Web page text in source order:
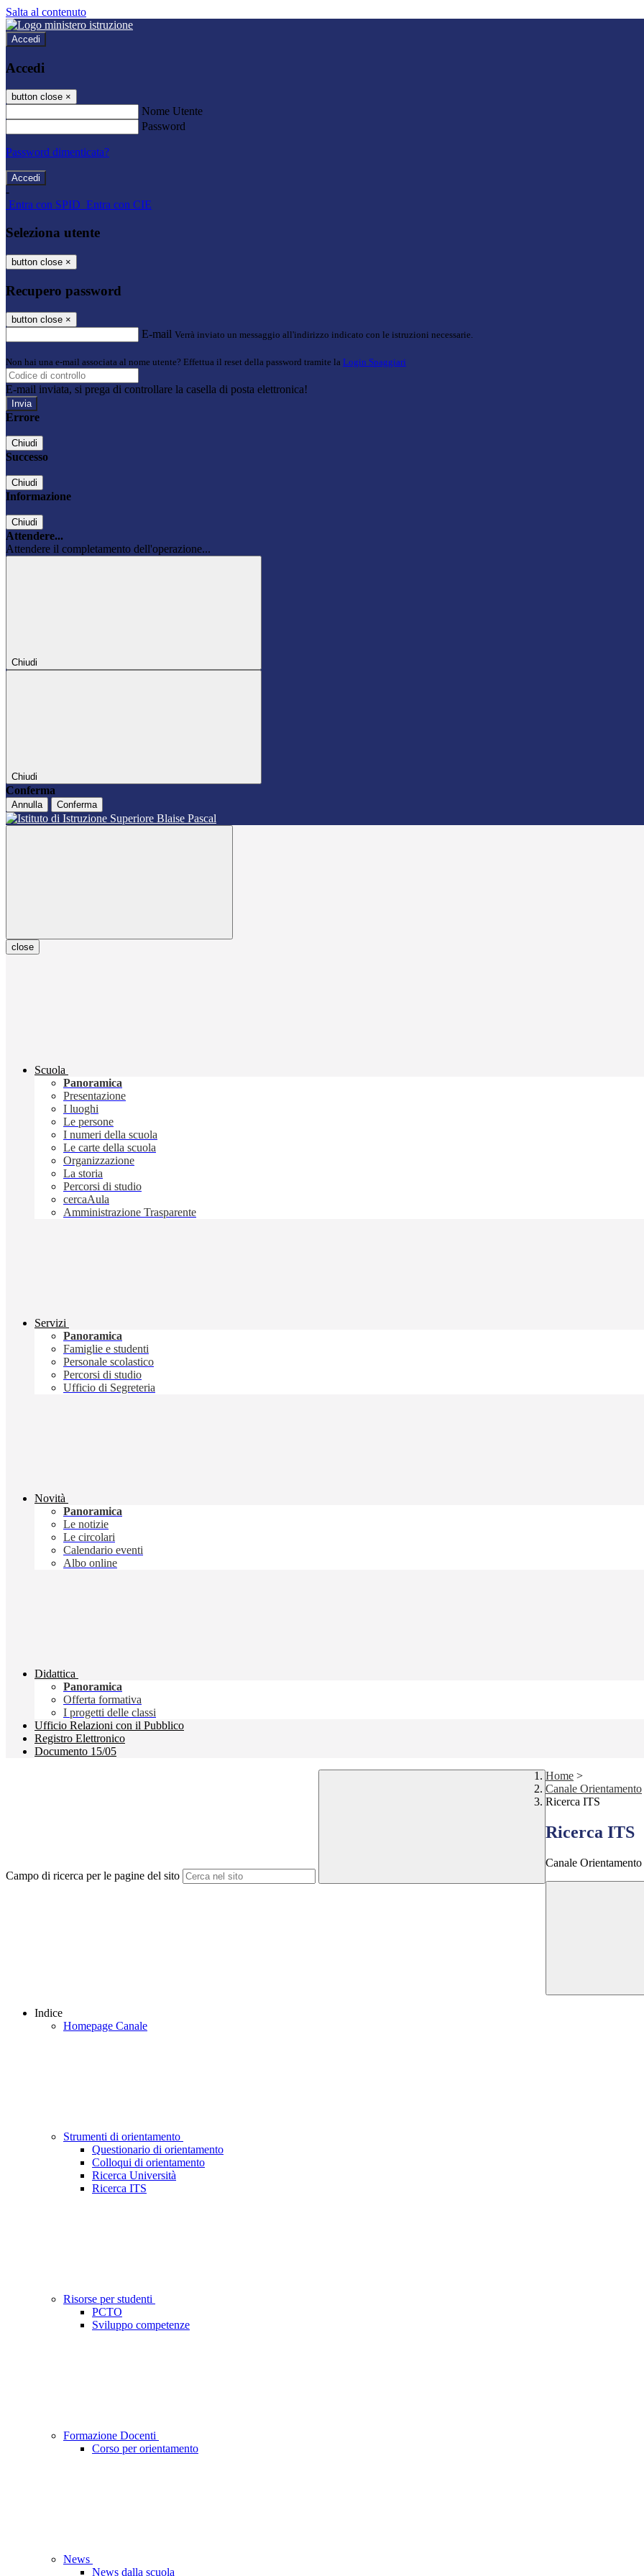
Salta al contenuto
Accedi
Accedi
button close ×
Nome Utente
Password
Password dimenticata?
-
Entra con SPID Entra con CIE
Seleziona utente
button close ×
Recupero password
button close ×
E-mail Verrà inviato un messaggio all'indirizzo indicato con le istruzioni necessarie.
Non hai una e-mail associata al nome utente? Effettua il reset della password tramite la Login Spaggiari
E-mail inviata, si prega di controllare la casella di posta elettronica!
Errore
Chiudi
Successo
Chiudi
Informazione
Chiudi
Attendere...
Attendere il completamento dell'operazione...
Chiudi
Chiudi
Conferma
Annulla Conferma
close
Scuola
Panoramica
Presentazione
I luoghi
Le persone
I numeri della scuola
Le carte della scuola
Organizzazione
La storia
Percorsi di studio
cercaAula
Amministrazione Trasparente
Servizi
Panoramica
Famiglie e studenti
Personale scolastico
Percorsi di studio
Ufficio di Segreteria
Novità
Panoramica
Le notizie
Le circolari
Calendario eventi
Albo online
Didattica
Panoramica
Offerta formativa
I progetti delle classi
Ufficio Relazioni con il Pubblico
Registro Elettronico
Documento 15/05
Campo di ricerca per le pagine del sito
Home >
Canale Orientamento
Ricerca ITS
Ricerca ITS
Canale Orientamento
Indice
Homepage Canale
Strumenti di orientamento
Questionario di orientamento
Colloqui di orientamento
Ricerca Università
Ricerca ITS
Risorse per studenti
PCTO
Sviluppo competenze
Formazione Docenti
Corso per orientamento
News
News dalla scuola